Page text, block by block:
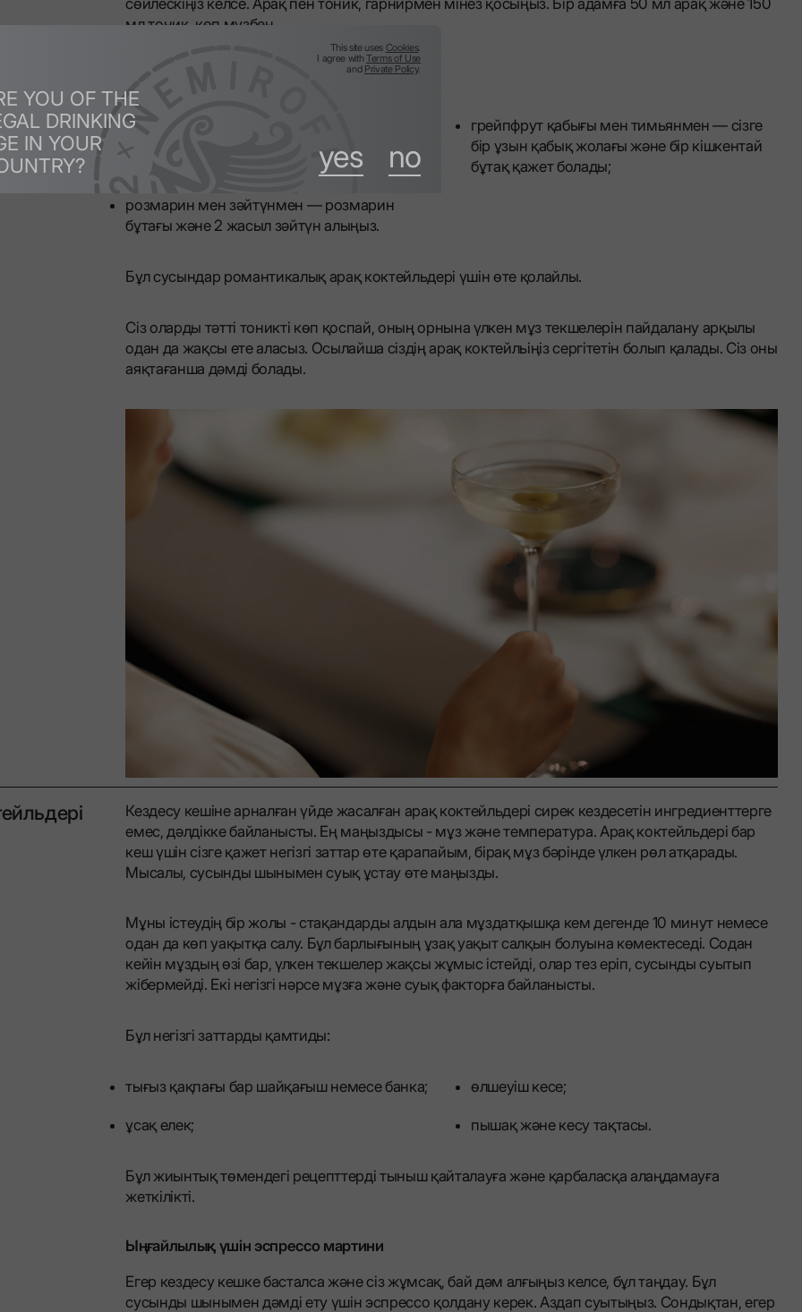
YOU OF THE
DRINKING
IN YOUR
This site uses Cookies.
I agree withTerms of Use
and Private Policy.
yes no
мл тоник, көп мұзбен.
қияр мен қара бұрышпен — 3-4 жұқа тілім
грейпфрут қабығы мен тимьянмен — сізге
бір ұзын қабық жолағы және бір кішкентай
бұтақ қажет болады;
розмарин мен зәйтүнмен — розмарин
бұтағы және 2 жасыл зәйтүн алыңыз.
Бұл сусындар романтикалық арақ коктейльдері үшін өте қолайлы.
Сіз оларды тәтті тоникті көп қоспай, оның орнына үлкен мұз текшелерін пайдалану арқылы
одан да жақсы ете аласыз. Осылайша сіздің арақ коктейльіңіз сергітетін болып қалады. Сіз оны
аяқтағанша дәмді болады.
Кездесу кешіне арналған үйде жасалған арақ коктейльдері сирек кездесетін ингредиенттерге
емес, дәлдікке байланысты. Ең маңыздысы - мұз және температура. Арақ коктейльдері бар
кеш үшін сізге қажет негізгі заттар өте қарапайым, бірақ мұз бәрінде үлкен рөл атқарады.
Мысалы, сусынды шынымен суық ұстау өте маңызды.
Мұны істеудің бір жолы - стақандарды алдын ала мұздатқышқа кем дегенде 10 минут немесе
одан да көп уақытқа салу. Бұл барлығының ұзақ уақыт салқын болуына көмектеседі. Содан
кейін мұздың өзі бар, үлкен текшелер жақсы жұмыс істейді, олар тез еріп, сусынды суытып
жібермейді. Екі негізгі нәрсе мұзға және суық факторға байланысты.
Бұл негізгі заттарды қамтиды:
тығыз қақпағы бар шайқағыш немесе банка; өлшеуіш кесе;
ұсақ елек; пышақ және кесу тақтасы.
Бұл жиынтық төмендегі рецепттерді тыныш қайталауға және қарбаласқа алаңдамауға
жеткілікті.
Ыңғайлылық үшін эспрессо мартини
Егер кездесу кешке басталса және сіз жұмсақ, бай дәм алғыңыз келсе, бұл таңдау. Бұл
сусынды шынымен дәмді ету үшін эспрессо қолдану керек. Аздап суытыңыз. Сондықтан, егер